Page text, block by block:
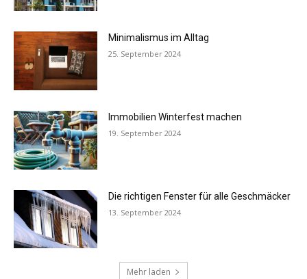
Minimalismus im Alltag
25. September 2024
Immobilien Winterfest machen
19. September 2024
Die richtigen Fenster für alle Geschmäcker
13. September 2024
Mehr laden